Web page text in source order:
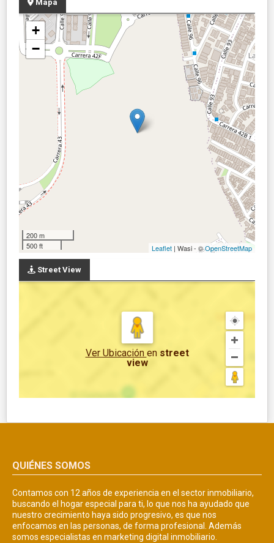
Mapa
+
−
200 m
500 ft
Leaflet | Wasi - ©OpenStreetMap
Street View
Ver Ubicación en street
view
QUIÉNES SOMOS
Contamos con 12 años de experiencia en el sector inmobiliario,
buscando el hogar especial para ti, lo que nos ha ayudado que
nuestro crecimiento haya sido progresivo, es que nos
enfocamos en las personas, de forma profesional. Además
somos especialistas en marketing digital inmobiliario.